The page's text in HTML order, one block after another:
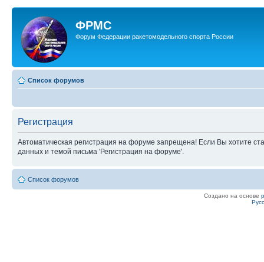
ФРМС
Форум Федерации ракетомодельного спорта России
Список форумов
Регистрация
Автоматическая регистрация на форуме запрещена! Если Вы хотите
данных и темой письма 'Регистрация на форуме'.
Список форумов
Создано на основе